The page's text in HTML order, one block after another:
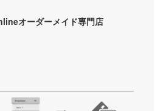
オーダーメイド専門店